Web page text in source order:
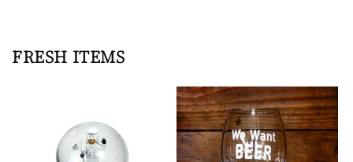
FRESH ITEMS